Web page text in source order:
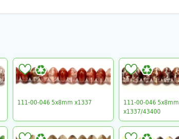
111-00-046 5x8mm x1337
111-00-046 5x8mm
x1337/43400